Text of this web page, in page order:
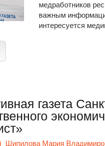
медработников
важным
интересуется
газета
Шипилова Мария